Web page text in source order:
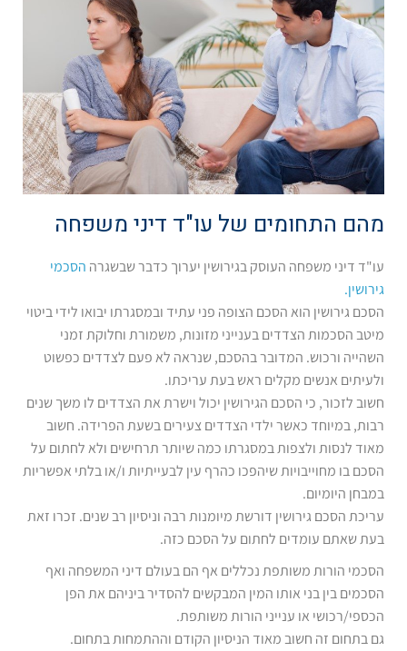
מהם התחומים של עו"ד דיני משפחה
עו"ד דיני משפחה העוסק בגירושין יערוך כדבר שבשגרה הסכמי
גירושין.
הסכם גירושין הוא הסכם הצופה פני עתיד ובמסגרתו יבואו לידי ביטוי
מיטב הסכמות הצדדים בענייני מזונות, משמורת וחלוקת זמני
השהייה ורכוש. המדובר בהסכם, שנראה לא פעם לצדדים כפשוט
ולעיתים אנשים מקלים ראש בעת עריכתו.
חשוב לזכור, כי הסכם הגירושין יכול וישרת את הצדדים לו משך שנים
רבות, במיוחד כאשר ילדי הצדדים צעירים בשעת הפרידה. חשוב
מאוד לנסות ולצפות במסגרתו כמה שיותר תרחישים ולא לחתום על
הסכם בו מחוייבויות שיהפכו כהרף עין לבעייתיות ו/או בלתי אפשריות
במבחן היומיום.
עריכת הסכם גירושין דורשת מיומנות רבה וניסיון רב שנים. זכרו זאת
בעת שאתם עומדים לחתום על הסכם כזה.
הסכמי הורות משותפת נכללים אף הם בעולם דיני המשפחה ואף
הסכמים בין בני אותו המין המבקשים להסדיר ביניהם את הפן
הכספי/רכושי או ענייני הורות משותפת.
גם בתחום זה חשוב מאוד הניסיון הקודם וההתמחות בתחום.